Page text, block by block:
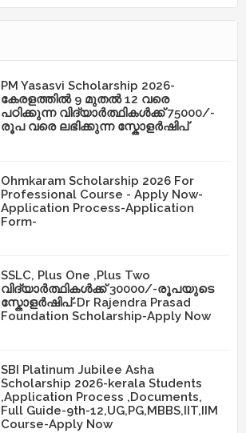
PM Yasasvi Scholarship 2026-
കേരളത്തിൽ 9 മുതൽ 12 വരെ
പഠിക്കുന്ന വിദ്യാർത്ഥികൾക്ക് 75000/-
രൂപ വരെ ലഭിക്കുന്ന സ്കോളർഷിപ്
Ohmkaram Scholarship 2026 For
Professional Course - Apply Now-
Application Process-Application
Form-
SSLC, Plus One ,Plus Two
വിദ്യാർത്ഥികൾക്ക് 30000/-രൂപയുടെ
സ്കോളർഷിപ്-Dr Rajendra Prasad
Foundation Scholarship-Apply Now
SBI Platinum Jubilee Asha
Scholarship 2026-kerala Students
,Application Process ,Documents,
Full Guide-9th-12,UG,PG,MBBS,IIT,IIM
Course-Apply Now